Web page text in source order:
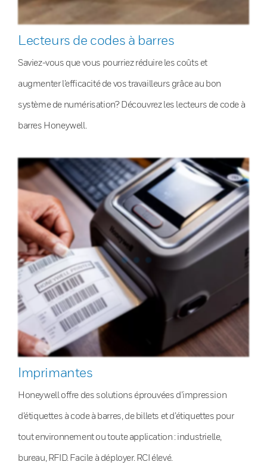
Lecteurs de codes à barres
Saviez-vous que vous pourriez réduire les coûts et
augmenter l’efficacité de vos travailleurs grâce au bon
système de numérisation? Découvrez les lecteurs de code à
barres Honeywell.
Imprimantes
Honeywell offre des solutions éprouvées d’impression
d’étiquettes à code à barres, de billets et d’étiquettes pour
tout environnement ou toute application : industrielle,
bureau, RFID. Facile à déployer. RCI élevé.